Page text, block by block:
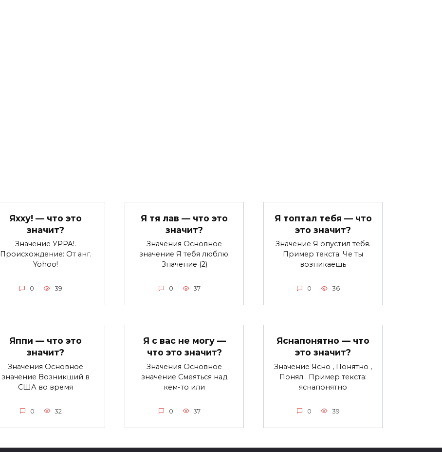
Яхху! — что это
значит?
Значение УРРА!.
Происхождение: От анг.
Yohoo!
0 39
Я тя лав — что это
значит?
Значения Основное
значение Я тебя люблю.
Значение (2)
0 37
Я топтал тебя — что
это значит?
Значение Я опустил тебя.
Пример текста: Че ты
возникаешь
0 36
Яппи — что это
значит?
Значения Основное
значение Возникший в
США во время
0 32
Я с вас не могу —
что это значит?
Значения Основное
значение Смеяться над
кем-то или
0 37
Яснапонятно — что
это значит?
Значение Ясно , Понятно ,
Понял . Пример текста:
яснапонятно
0 39